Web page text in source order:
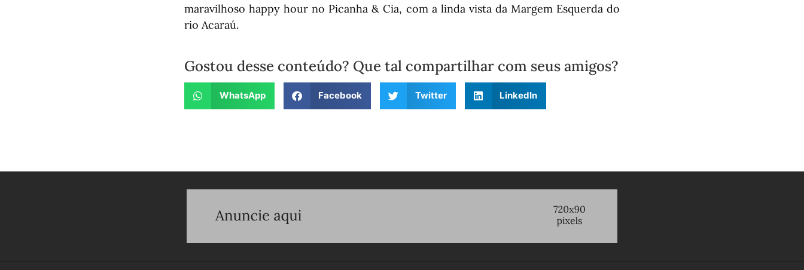
maravilhoso happy hour no Picanha & Cia, com a linda vista da Margem Esquerda do
rio Acaraú.
Gostou desse conteúdo? Que tal compartilhar com seus amigos?
WhatsApp Facebook Twitter LinkedIn